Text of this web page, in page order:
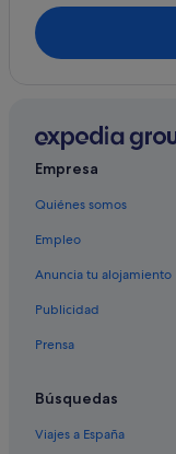
Empresa
Quiénes somos
Empleo
Anuncia tu alojamiento
Publicidad
Prensa
Búsquedas
Viajes a España